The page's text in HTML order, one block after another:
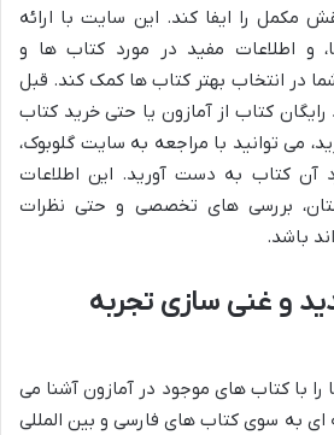
مکمل را ایفا کند. این سایت با ارائه
و اطلاعات مفید در مورد کتاب ها و
در انتخاب بهتر کتاب ها کمک کند. قبل
رایگان کتاب از آمازون یا حتی خرید کتاب
می توانید با مراجعه به سایت گلوبوک،
آن کتاب به دست آورید. این اطلاعات
بررسی های تخصصی و حتی نظرات
باشد.
و غنی سازی تجربه
با کتاب های موجود در آمازون آشنا می
ای به سوی کتاب های فارسی و بین المللی